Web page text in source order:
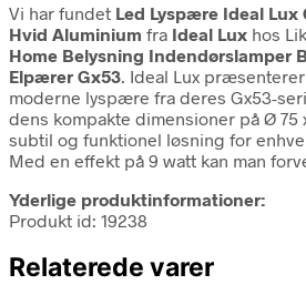
Vi har fundet Led Lyspære Ideal Lux
Hvid Aluminium fra Ideal Lux hos
Home Belysning Indendørslamper
Elpærer Gx53. Ideal Lux
moderne lyspære fra deres Gx53-
dens kompakte dimensioner på Ø 75
subtil og funktionel løsning for
Med en effekt på 9 watt kan man
Yderlige produktinformationer:
Produkt id: 19238
Relaterede varer